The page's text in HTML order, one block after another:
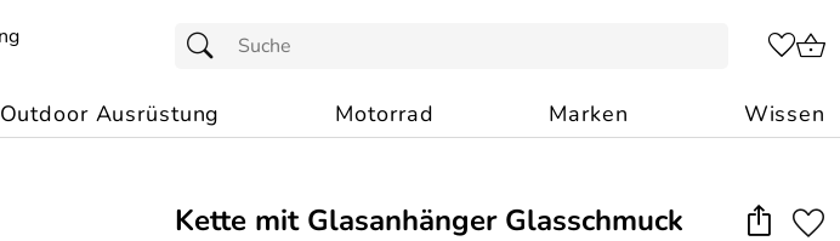
Outdoor Ausrüstung Motorrad Marken Wissen
Kette mit Glasanhänger Glasschmuck